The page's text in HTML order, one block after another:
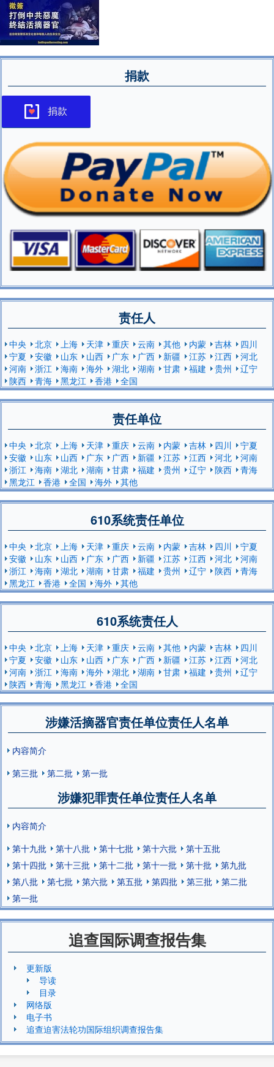
捐款
捐款
责任人
中央 北京 上海 天津 重庆 云南 其他 内蒙 吉林
四川
宁夏
安徽 山东 山西 广东 广西 新疆 江苏 江西
河北
河南
浙江 海南 海外 湖北 湖南 甘肃 福建 贵州
辽宁
陕西
青海 黑龙江 香港 全国
责任单位
中央 北京 上海 天津 重庆 云南 内蒙 吉林 四川
宁夏
安徽
山东 山西 广东 广西 新疆 江苏 江西 河北
河南
浙江
海南 湖北 湖南 甘肃 福建 贵州 辽宁 陕西
青海
黑龙江
香港 全国 海外 其他
610系统责任单位
中央 北京 上海 天津 重庆 云南 内蒙 吉林 四川
宁夏
安徽
山东 山西 广东 广西 新疆 江苏 江西 河北
河南
浙江
海南 湖北 湖南 甘肃 福建 贵州 辽宁 陕西
青海
黑龙江
香港 全国 海外 其他
610系统责任人
中央 北京 上海 天津 重庆 云南 其他 内蒙 吉林
四川
宁夏
安徽 山东 山西 广东 广西 新疆 江苏 江西
河北
河南
浙江 海南 海外 湖北 湖南 甘肃 福建 贵州
辽宁
陕西
青海 黑龙江 香港 全国
涉嫌活摘器官责任单位责任人名单
内容简介
第三批
第二批 第一批
涉嫌犯罪责任单位责任人名单
内容简介
第十九批
第十八批 第十七批 第十六批
第十五批
第十四批
第十三批 第十二批 第十一批 第十批
第九批
第八批
第七批 第六批 第五批 第四批 第三批
第二批
第一批
追查国际调查报告集
更新版
导读
目录
网络版
电子书
追查迫害法轮功国际组织调查报告集